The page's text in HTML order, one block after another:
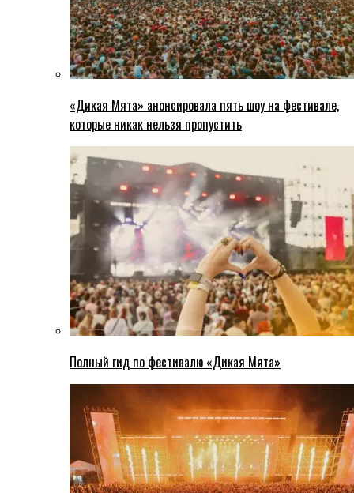
«Дикая Мята» анонсировала пять шоу на фестивале,
которые никак нельзя пропустить
Полный гид по фестивалю «Дикая Мята»